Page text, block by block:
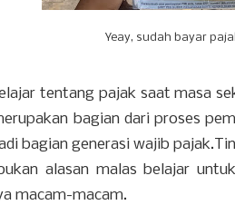
Yeay, sudah bayar
tentang pajak saat masa
bagian dari proses
bagian generasi wajib
alasan malas belajar
macam-macam.